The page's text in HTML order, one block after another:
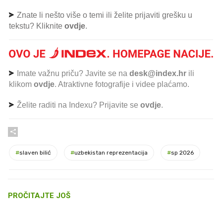
Znate li nešto više o temi ili želite prijaviti grešku u
tekstu? Kliknite ovdje.
Imate važnu priču? Javite se na desk@index.hr ili
klikom ovdje. Atraktivne fotografije i videe plaćamo.
Želite raditi na Indexu? Prijavite se ovdje.
#slaven bilić #uzbekistan reprezentacija #sp 2026
PROČITAJTE JOŠ